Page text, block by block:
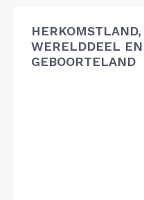
WERELDDEEL EN
GEBOORTELAND